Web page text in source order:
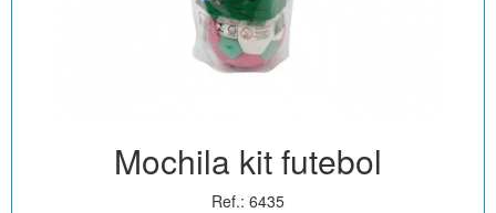
Mochila kit futebol
Ref.: 6435